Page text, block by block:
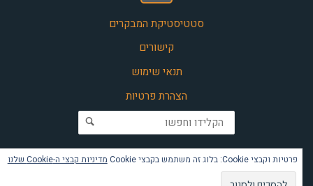
סטטיסטיקת המבקרים
קישורים
תנאי שימוש
הצהרת פרטיות
פרטיות וקבצי Cookie: בלוג זה משתמש בקבצי Cookie מדיניות קבצי ה-Cookie שלנו